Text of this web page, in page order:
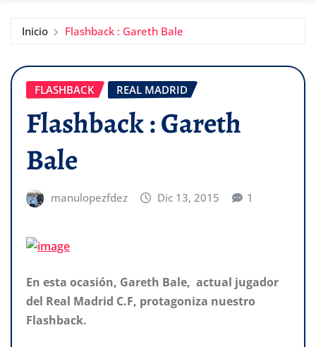
Inicio Flashback : Gareth Bale
FLASHBACK REAL MADRID
Flashback : Gareth
Bale
manulopezfdez Dic 13, 2015 1
En esta ocasión, Gareth Bale, actual jugador
del Real Madrid C.F, protagoniza nuestro
Flashback.